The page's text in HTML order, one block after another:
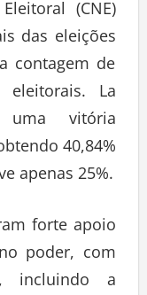
(CNE)
das eleições
contagem de
La
uma vitória
40,84%
apenas 25%.
forte apoio
poder, com
incluindo a